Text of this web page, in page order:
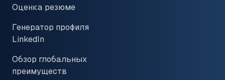
Оценка резюме
Генератор профиля
LinkedIn
Обзор глобальных
преимуществ